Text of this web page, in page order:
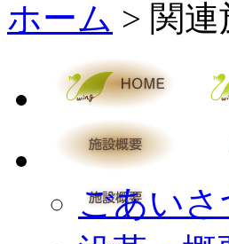
ホーム > 関
ごあいさ